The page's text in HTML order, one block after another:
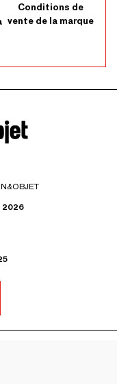
Conditions de
vente de la marque
2026